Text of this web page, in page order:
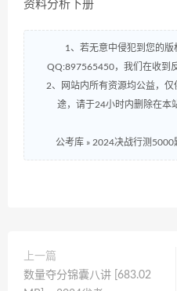
资料分析下册
1、若无意中侵犯到您的版
QQ:897565450，我们在收到
2、网站内所有资源均公益，
途，请于24小时内删除在本
公考库» 2024决战行测5000
上一篇
数量夺分锦囊八讲 [683.02